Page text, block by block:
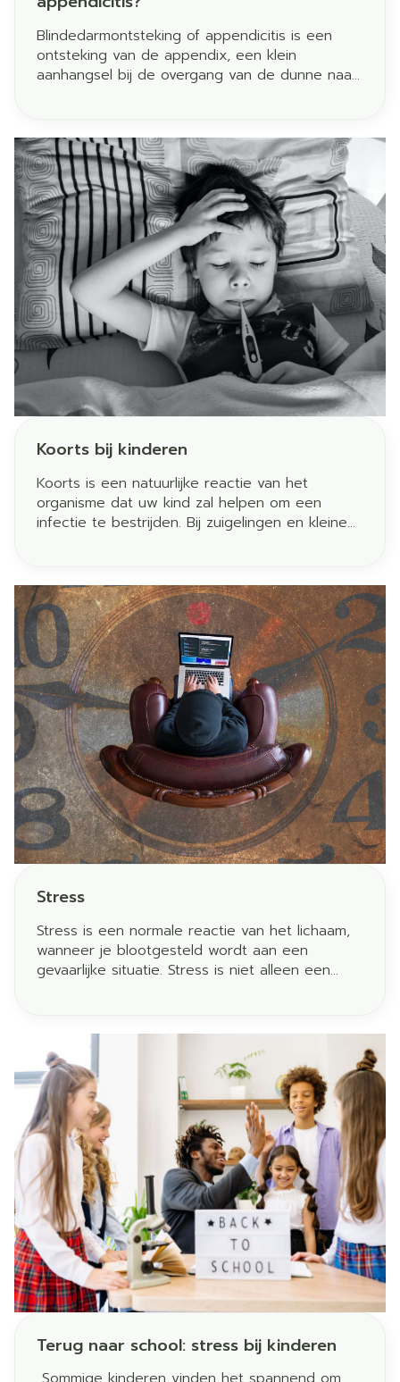
Blindedarmontsteking of appendicitis is een
ontsteking van de appendix, een klein
aanhangsel bij de overgang van de dunne naar
zijn.
Koorts bij kinderen
Koorts is een natuurlijke reactie van het
organisme dat uw kind zal helpen om een
infectie te bestrijden. Bij zuigelingen en kleine
infectie van de urinewegen of gastro-enteritis)
bij het doorkomen van de tandjes of na het
toedienen van een vaccin.
Stress
Stress is een normale reactie van het lichaam,
wanneer je blootgesteld wordt aan een
gevaarlijke situatie. Stress is niet alleen een
(draagkracht).
Terug naar school: stress bij kinderen